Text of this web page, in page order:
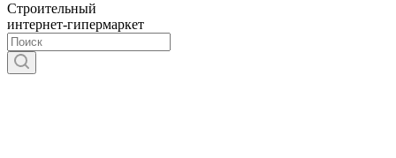
Строительный
интернет-гипермаркет